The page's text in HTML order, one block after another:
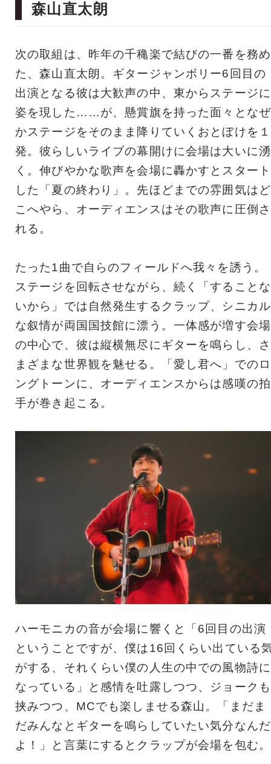
森山直太朗
次の取組は、昨年の千穐楽で結びの一番を務め
た、森山直太朗。ギタージャンボリー6回目の
出演となる彼は大歓声の中、東からステージに
姿を現した……が、懸賞旗を持った面々となぜ
かステージをそのまま降りていくおとぼけを１
発。彼らしいライブの幕開けに会場は大いに湧
く。伸びやかな歌声を会場に轟かすとスタート
した「夏の終わり」。先ほどまでの雰囲気はど
こへやら、オーディエンスはその歌声に圧倒さ
れる。
たった1曲で自らのフィールドへ我々を誘う。
ステージを回転させながら、続く「することな
いから」では自然発生するクラップ、シニカル
な叙情が両国国技館に漂う。一体感が増す会場
の中心で、彼は縦横無尽にギターを鳴らし、さ
まざまな世界観を魅せる。「愛し君へ」でのロ
ングトーンに、オーディエンスからは感嘆の拍
手が巻き起こる。
ハーモニカの音が会場に響くと「6回目の出演
ということですが、僕は16回くらい出ている
がする、それくらい僕の人生の中での風物詩に
なっている」と感情を吐露しつつ、ジョークも
挟みつつ、MCでも楽しませる森山。「まだま
だみんなとギターを鳴らしていたい気分なんだ
よ！」と言葉にするとクラップが会場を包む。